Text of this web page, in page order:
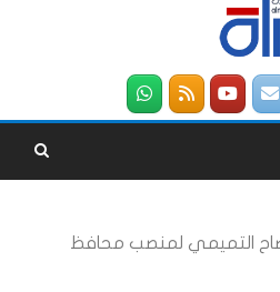
التميمي لمنصب محافظ